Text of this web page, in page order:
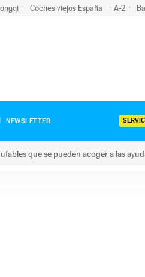
Coches viejos España A-2
NEWSLETTER
que se pueden acoger a las